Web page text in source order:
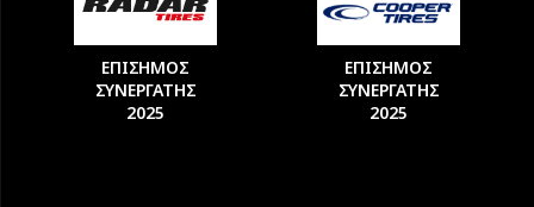
ΕΠΙΣΗΜΟΣ
ΣΥΝΕΡΓΑΤΗΣ
2025
ΕΠΙΣΗΜΟΣ
ΣΥΝΕΡΓΑΤΗΣ
2025